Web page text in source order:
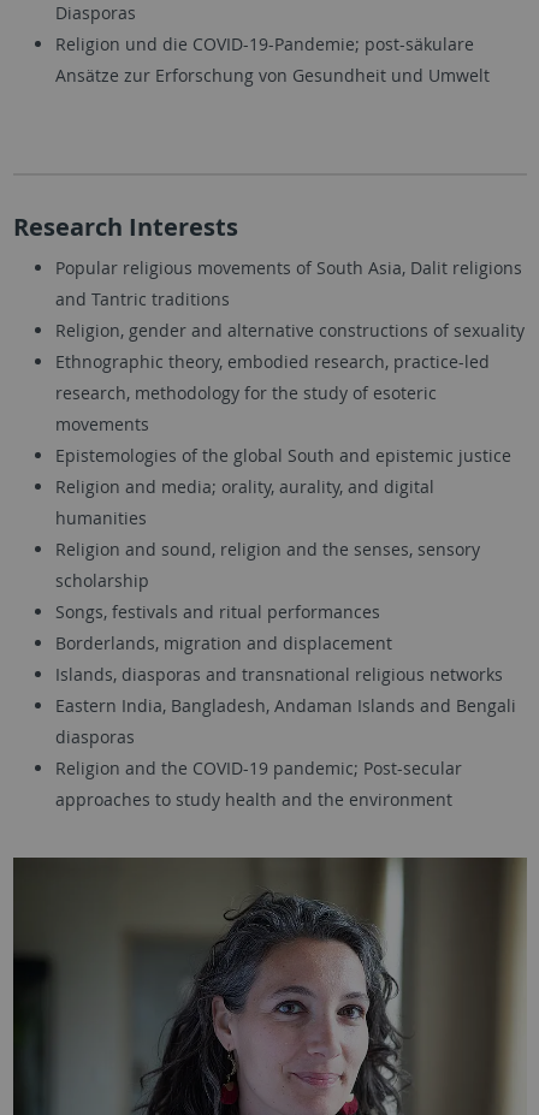
Diasporas
Religion und die COVID-19-Pandemie; post-säkulare
Ansätze zur Erforschung von Gesundheit und Umwelt
Research Interests
Popular religious movements of South Asia, Dalit religions
and Tantric traditions
Religion, gender and alternative constructions of sexuality
Ethnographic theory, embodied research, practice-led
research, methodology for the study of esoteric
movements
Epistemologies of the global South and epistemic justice
Religion and media; orality, aurality, and digital
humanities
Religion and sound, religion and the senses, sensory
scholarship
Songs, festivals and ritual performances
Borderlands, migration and displacement
Islands, diasporas and transnational religious networks
Eastern India, Bangladesh, Andaman Islands and Bengali
diasporas
Religion and the COVID-19 pandemic; Post-secular
approaches to study health and the environment